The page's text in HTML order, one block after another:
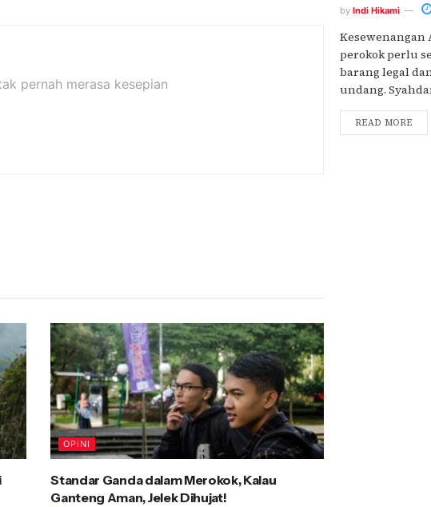
pernah merasa kesepian
OPINI
Standar Ganda dalam Merokok, Kalau
Ganteng Aman, Jelek Dihujat!
by Indi Hikami
Kesewenangan
perokok perlu
barang legal
undang.
READ MORE